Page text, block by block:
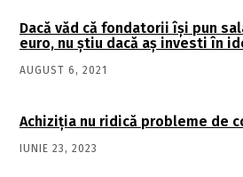
Dacă văd că fondatorii îşi pun
euro, nu ştiu dacă aş investi în
AUGUST 6, 2021
Achiziţia nu ridică probleme de
IUNIE 23, 2023